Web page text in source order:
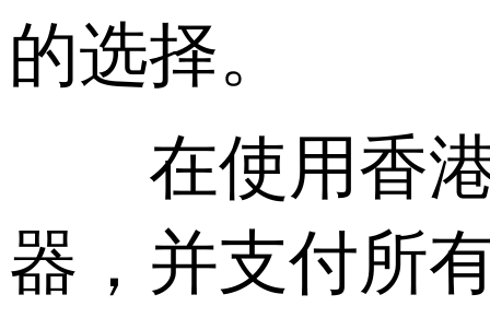
的选择。
在使用香港
器，并支付所